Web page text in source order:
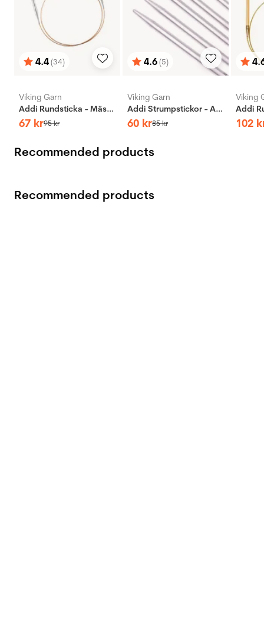
Betyg:
4.4(34)
utav 5 stjärnor
Viking Garn
Addi Rundsticka - Mässing
67 kr95kr
Betyg:
4.6(5)
utav 5 stjärnor
Viking Garn
Addi Strumpstickor - Aluminium
60 kr85kr
utav
Viking
102
Recommended products
Recommended products